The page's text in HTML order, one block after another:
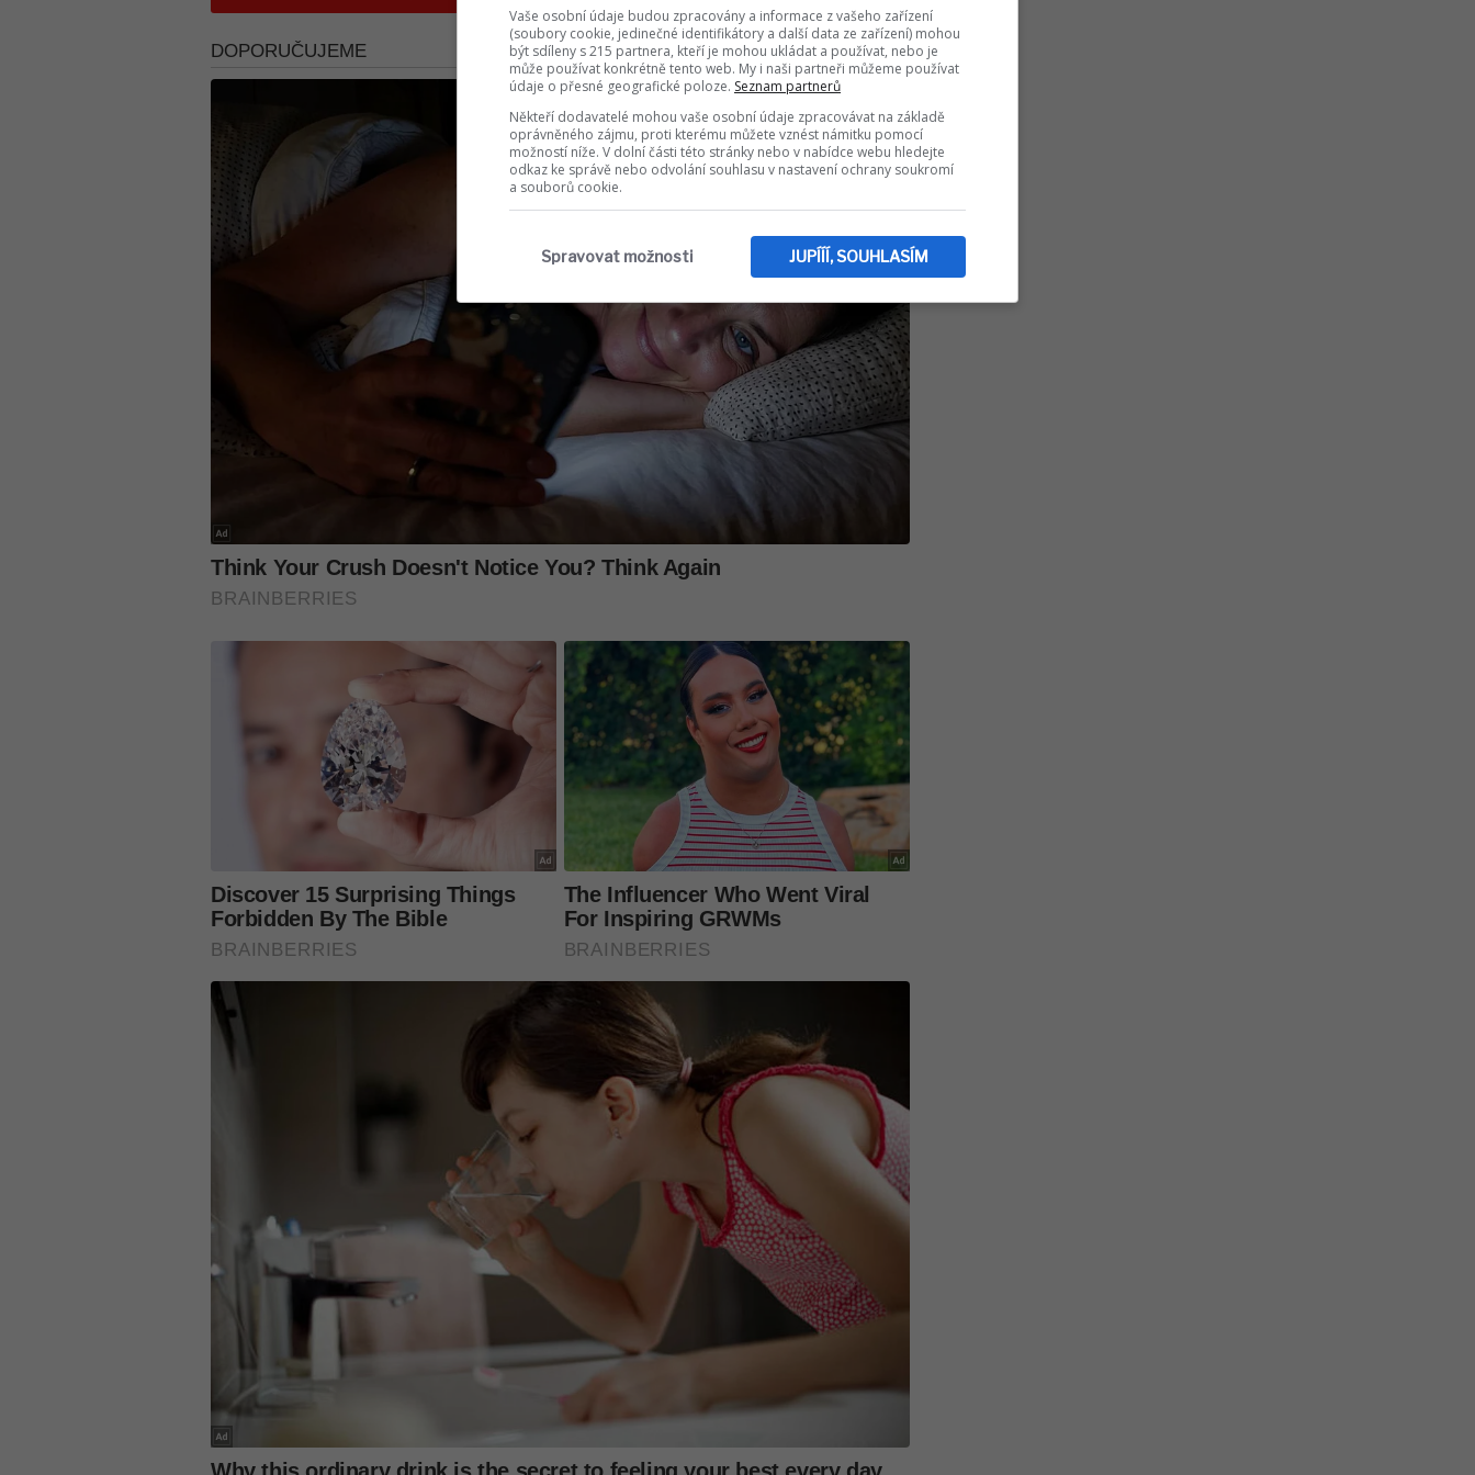
Vaše osobní údaje budou zpracovány a informace z vašeho zařízení
(soubory cookie, jedinečné identifikátory a další data ze zařízení) mohou
být sdíleny s 215 partnera, kteří je mohou ukládat a používat, nebo je
může používat konkrétně tento web. My i naši partneři můžeme používat
údaje o přesné geografické poloze. Seznam partnerů
Někteří dodavatelé mohou vaše osobní údaje zpracovávat na základě
oprávněného zájmu, proti kterému můžete vznést námitku pomocí
možností níže. V dolní části této stránky nebo v nabídce webu hledejte
odkaz ke správě nebo odvolání souhlasu v nastavení ochrany soukromí
a souborů cookie.
JUPÍÍÍ, SOUHLASÍM
Spravovat možnosti